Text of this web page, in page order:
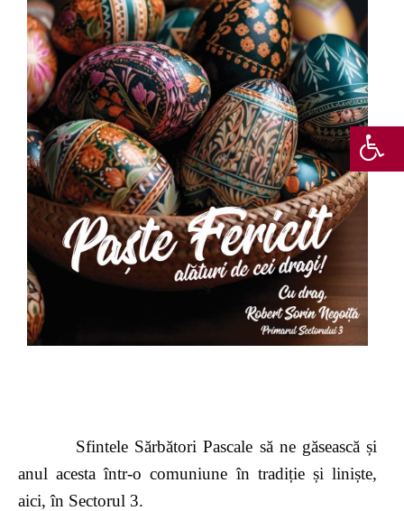
Sfintele Sărbători Pascale să ne găsească și
anul acesta într-o comuniune în tradiție și liniște,
aici, în Sectorul 3.